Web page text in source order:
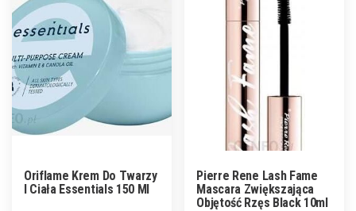
Oriflame Krem Do Twarzy
I Ciała Essentials 150 Ml
Pierre Rene Lash Fame
Mascara Zwiększająca
Objętość Rzęs Black 10ml